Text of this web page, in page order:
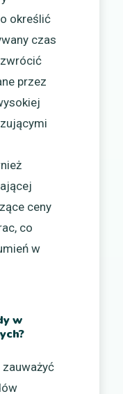
określić
czas
przez
ceny
co
w
w